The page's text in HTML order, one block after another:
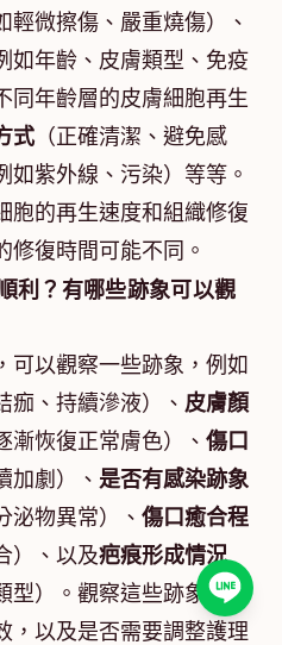
輕微擦傷、嚴重燒傷）、
如年齡、皮膚類型、免疫
同年齡層的皮膚細胞再生
式（正確清潔、避免感
如紫外線、污染）等等。
胞的再生速度和組織修復
復時間可能不同。
利？有哪些跡象可以觀
可以觀察一些跡象，例如
痂、持續滲液）、 皮膚顏
漸恢復正常膚色）、 傷口
加劇）、 是否有感染跡象
泌物異常）、 傷口癒合程
）、以及疤痕形成情況
型）。觀察這些跡象，可
，以及是否需要調整護理